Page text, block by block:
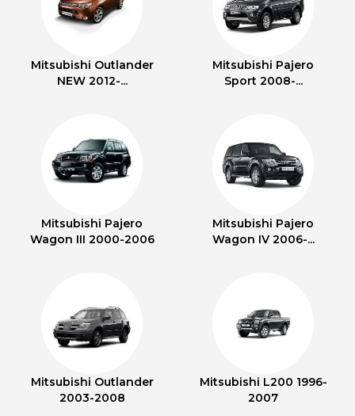
Mitsubishi Outlander
NEW 2012-...
Mitsubishi Pajero
Sport 2008-...
Mitsubishi Pajero
Wagon III 2000-2006
Mitsubishi Pajero
Wagon IV 2006-...
Mitsubishi Outlander
2003-2008
Mitsubishi L200 1996-
2007